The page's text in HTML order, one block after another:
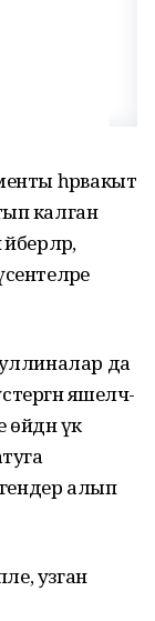
һәрвакыт
калган
да
яшелчә-
өйдән үк
алып
узган